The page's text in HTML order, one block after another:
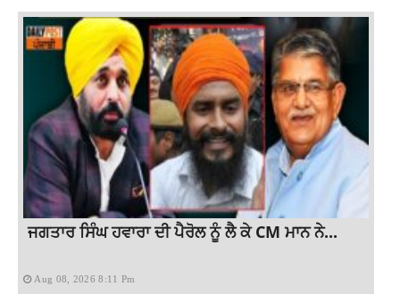
ਜਗਤਾਰ ਸਿੰਘ ਹਵਾਰਾ ਦੀ ਪੈਰੋਲ ਨੂੰ ਲੈ ਕੇ CM ਮਾਨ ਨੇ...
Aug 08, 2026 8:11 Pm